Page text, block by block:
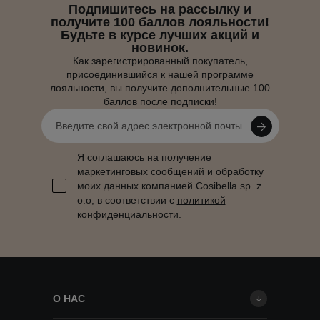
Подпишитесь на рассылку и
получите 100 баллов лояльности!
Будьте в курсе лучших акций и
новинок.
Как зарегистрированный покупатель,
присоединившийся к нашей программе
лояльности, вы получите дополнительные 100
баллов после подписки!
Я соглашаюсь на получение
маркетинговых сообщений и обработку
моих данных компанией Cosibella sp. z
o.o, в соответствии с политикой
конфиденциальности
О НАС